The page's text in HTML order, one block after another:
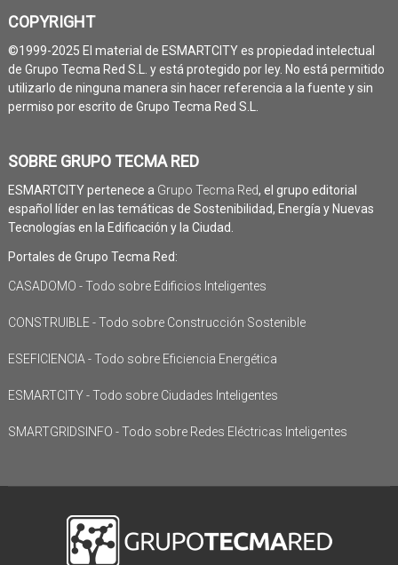
COPYRIGHT
©1999-2025 El material de ESMARTCITY es propiedad intelectual
de Grupo Tecma Red S.L. y está protegido por ley. No está permitido
utilizarlo de ninguna manera sin hacer referencia a la fuente y sin
permiso por escrito de Grupo Tecma Red S.L.
SOBRE GRUPO TECMA RED
ESMARTCITY pertenece a Grupo Tecma Red, el grupo editorial
español líder en las temáticas de Sostenibilidad, Energía y Nuevas
Tecnologías en la Edificación y la Ciudad.
Portales de Grupo Tecma Red:
CASADOMO - Todo sobre Edificios Inteligentes
CONSTRUIBLE - Todo sobre Construcción Sostenible
ESEFICIENCIA - Todo sobre Eficiencia Energética
ESMARTCITY - Todo sobre Ciudades Inteligentes
SMARTGRIDSINFO - Todo sobre Redes Eléctricas Inteligentes